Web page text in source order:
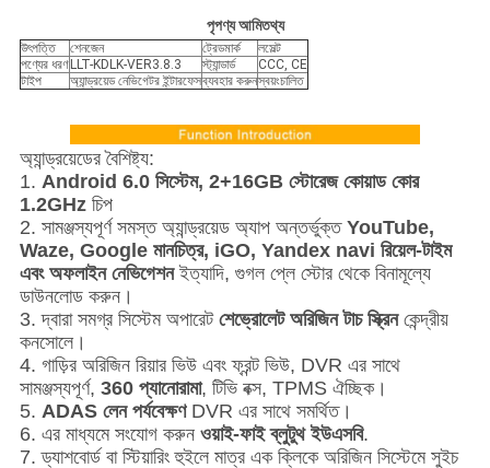
পৃপণ্যআমিতথ্য
উৎপত্তি শেনজেন ট্রেডমার্ক
লসেল্ট
পণ্যের ধরণ LLT-KDLK-VER3.8.3 স্ট্যান্ডার্ড
CCC, CE
টাইপ
অ্যান্ড্রয়েড নেভিগেটর ইন্টারফেসব্যবহার করুনস্বয়ংচালিত
অ্যান্ড্রয়েডের বৈশিষ্ট্য:
1. Android 6.0 সিস্টেম, 2+16GB স্টোরেজ কোয়াড কোর
1.2GHz চিপ
2. সামঞ্জস্যপূর্ণ সমস্ত অ্যান্ড্রয়েড অ্যাপ অন্তর্ভুক্ত YouTube,
Waze, Google মানচিত্র, iGO, Yandex navi রিয়েল-টাইম
এবং অফলাইন নেভিগেশনইত্যাদি, গুগল প্লে স্টোর থেকে বিনামূল্যে
ডাউনলোড করুন।
3. দ্বারা সমগ্র সিস্টেম অপারেট শেভ্রোলেট অরিজিন টাচ স্ক্রিনকেন্দ্রীয়
কনসোলে।
4. গাড়ির অরিজিন রিয়ার ভিউ এবং ফ্রন্ট ভিউ, DVR এর সাথে
সামঞ্জস্যপূর্ণ, 360 প্যানোরামা, টিভি বক্স, TPMS ঐচ্ছিক।
5. ADAS লেন পর্যবেক্ষণDVR এর সাথে সমর্থিত।
6. এর মাধ্যমে সংযোগ করুন ওয়াই-ফাই ব্লুটুথ ইউএসবি.
7. ড্যাশবোর্ড বা স্টিয়ারিং হুইলে মাত্র এক ক্লিকে অরিজিন সিস্টেমে সুইচ